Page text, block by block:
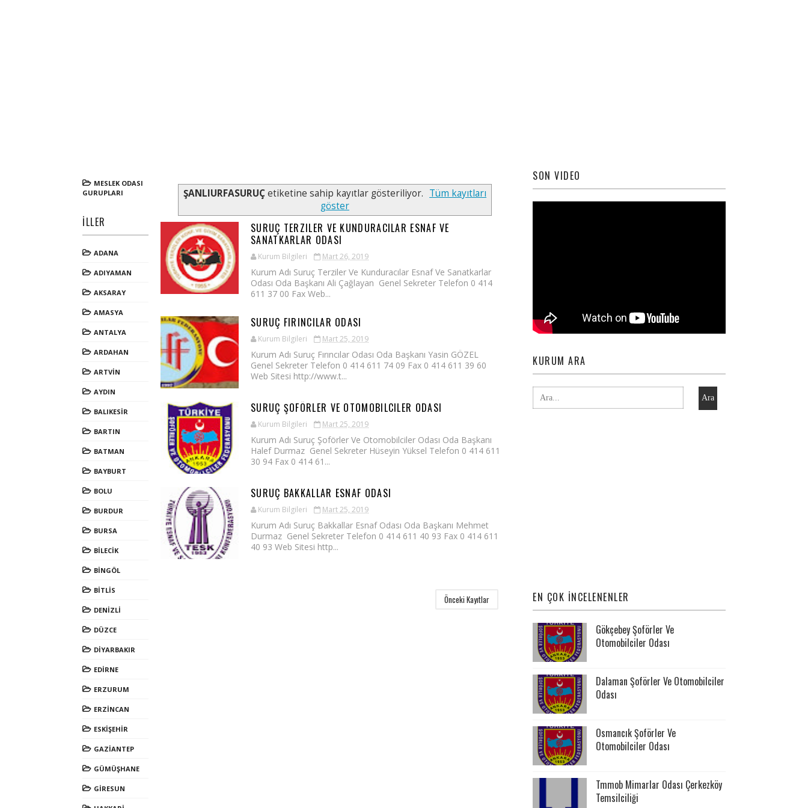
MESLEK ODASI
GURUPLARI
İLLER
ADANA
ADIYAMAN
AKSARAY
AMASYA
ANTALYA
ARDAHAN
ARTVİN
AYDIN
BALIKESİR
BARTIN
BATMAN
BAYBURT
BOLU
BURDUR
BURSA
BİLECİK
BİNGÖL
BİTLİS
DENİZLİ
DÜZCE
DİYARBAKIR
EDİRNE
ERZURUM
ERZİNCAN
ESKİŞEHİR
GAZİANTEP
GÜMÜŞHANE
GİRESUN
ŞANLIURFASURUÇetiketine sahip kayıtlar gösteriliyor. Tüm kayıtları
göster
SURUÇ TERZILER VE KUNDURACILAR ESNAF VE
SANATKARLAR ODASI
Kurum Bilgileri Mart 26, 2019
Kurum Adı Suruç Terziler Ve Kunduracılar Esnaf Ve Sanatkarlar
Odası Oda Başkanı Ali Çağlayan Genel Sekreter Telefon 0 414
611 37 00 Fax Web...
SURUÇ FIRINCILAR ODASI
Kurum Bilgileri Mart 25, 2019
Kurum Adı Suruç Fırıncılar Odası Oda Başkanı Yasin GÖZEL
Genel Sekreter Telefon 0 414 611 74 09 Fax 0 414 611 39 60
Web Sitesi http://www.t...
SURUÇ ŞOFÖRLER VE OTOMOBILCILER ODASI
Kurum Bilgileri Mart 25, 2019
Kurum Adı Suruç Şoförler Ve Otomobilciler Odası Oda Başkanı
Halef Durmaz Genel Sekreter Hüseyin Yüksel Telefon 0 414 611
30 94 Fax 0 414 61...
SURUÇ BAKKALLAR ESNAF ODASI
Kurum Bilgileri Mart 25, 2019
Kurum Adı Suruç Bakkallar Esnaf Odası Oda Başkanı Mehmet
Durmaz Genel Sekreter Telefon 0 414 611 40 93 Fax 0 414 611
40 93 Web Sitesi http...
Önceki Kayıtlar
SON VIDEO
KURUM ARA
Ara
EN ÇOK İNCELENENLER
Gökçebey Şoförler Ve
Otomobilciler Odası
Dalaman Şoförler Ve Otomobilciler
Odası
Osmancık Şoförler Ve
Otomobilciler Odası
Tmmob Mimarlar Odası Çerkezköy
Temsilciliği